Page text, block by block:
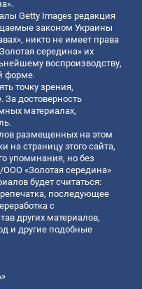
Getty Images редакция
законом Украины
никто не имеет права
середина» их
воспроизводству,
форме.
точку зрения,
достоверность
материалах,
размещенных на этом
на страницу этого сайта,
упоминания, но без
«Золотая середина»
будет считаться:
последующее
с
других материалов,
и другие подобные